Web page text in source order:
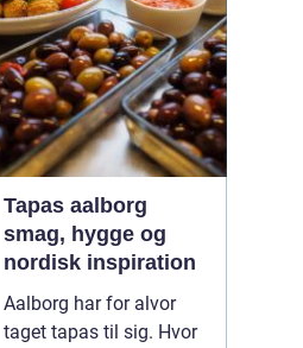
Tapas aalborg
smag, hygge og
nordisk inspiration
Aalborg har for alvor
taget tapas til sig. Hvor